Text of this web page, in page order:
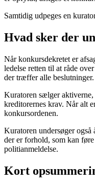
Samtidig udpeges en
Hvad sker der
Når konkursdekretet er
ledelse retten til at råde
der træffer alle beslutninger.
Kuratoren sælger
kreditorernes krav. Når alt
konkursordenen.
Kuratoren undersøger
der er forhold, som kan
politianmeldelse.
Kort